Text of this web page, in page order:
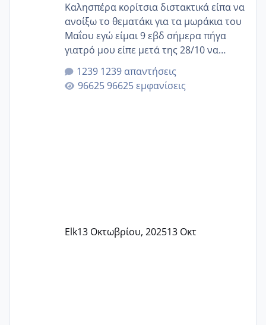
Καλησπέρα κορίτσια διστακτικά είπα να
ανοίξω το θεματάκι για τα μωράκια του
Μαΐου εγώ είμαι 9 εβδ σήμερα πήγα
γιατρό μου είπε μετά της 28/10 να
κλείσω ραντεβού για την αυχενική είναι
καμιά άλλη κοπέλα να γεννάει Μάιο ;;
1239 απαντήσεις
96625 εμφανίσεις
Elk13 Οκτωβρίου, 202513 Οκτ